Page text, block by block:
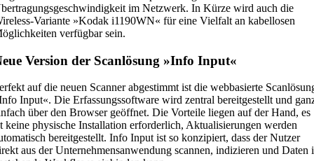
im Netzwerk. In Kürze wird auch die
Variante »Kodak i1190WN« für eine Vielfalt an kabellosen
verfügbar sein.
Version der Scanlösung »Info Input«
auf die neuen Scanner abgestimmt ist die webbasierte
Input«. Die Erfassungssoftware wird zentral bereitgestellt und
über den Browser geöffnet. Die Vorteile liegen auf der Hand, es
keine physische Installation erforderlich, Aktualisierungen werden
bereitgestellt. Info Input ist so konzipiert, dass der Nutzer
aus der Unternehmensanwendung scannen, indizieren und Daten